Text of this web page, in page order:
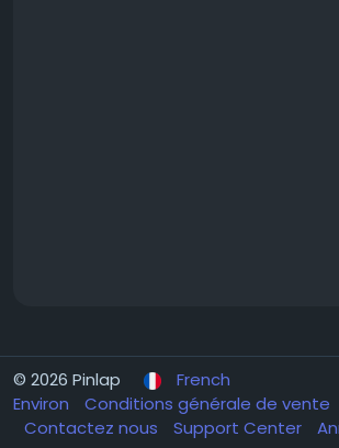
© 2026 Pinlap
French
Environ
Conditions générale de vente
Contactez nous
Support Center